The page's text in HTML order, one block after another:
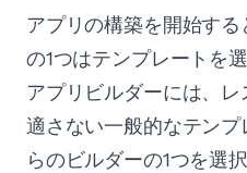
アプリの構築を開始す
の1つはテンプレートを
アプリビルダーには、
適さない一般的なテン
らのビルダーの1つを選